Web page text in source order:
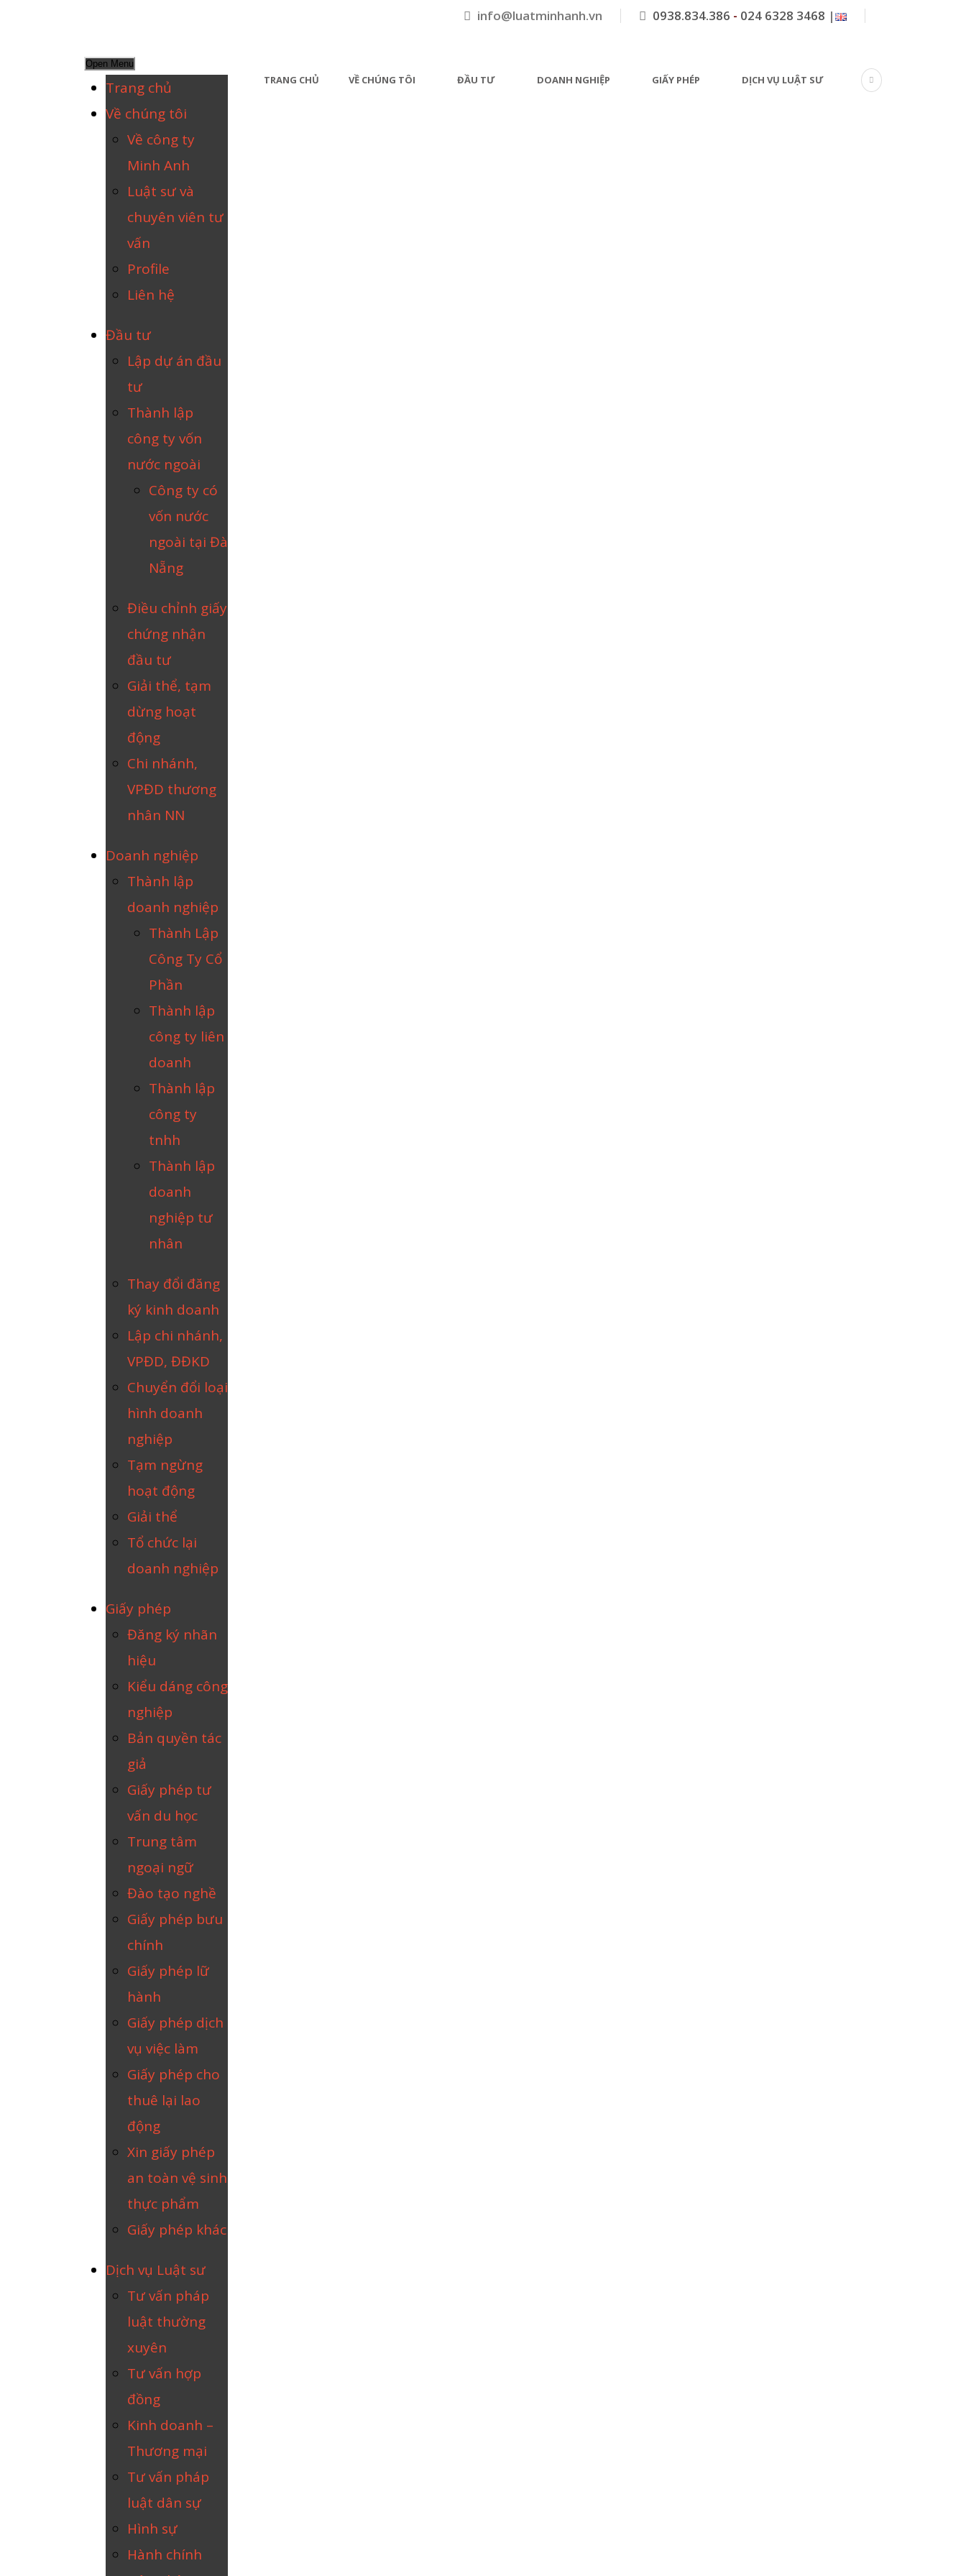
info@luatminhanh.vn 0938.834.386 - 024 6328 3468 |
Open Menu
Trang chủ
Về chúng tôi
Về công ty
Minh Anh
Luật sư và
chuyên viên tư
vấn
Profile
Liên hệ
Đầu tư
Lập dự án đầu
tư
Thành lập
công ty vốn
nước ngoài
Công ty có
vốn nước
ngoài tại Đà
Nẵng
Điều chỉnh giấy
chứng nhận
đầu tư
Giải thể, tạm
dừng hoạt
động
Chi nhánh,
VPĐD thương
nhân NN
Doanh nghiệp
Thành lập
doanh nghiệp
Thành Lập
Công Ty Cổ
Phần
Thành lập
công ty liên
doanh
Thành lập
công ty
tnhh
Thành lập
doanh
nghiệp tư
nhân
Thay đổi đăng
ký kinh doanh
Lập chi nhánh,
VPĐD, ĐĐKD
Chuyển đổi loại
hình doanh
nghiệp
Tạm ngừng
hoạt động
Giải thể
Tổ chức lại
doanh nghiệp
Giấy phép
Đăng ký nhãn
hiệu
Kiểu dáng công
nghiệp
Bản quyền tác
giả
Giấy phép tư
vấn du học
Trung tâm
ngoại ngữ
Đào tạo nghề
Giấy phép bưu
chính
Giấy phép lữ
hành
Giấy phép dịch
vụ việc làm
Giấy phép cho
thuê lại lao
động
Xin giấy phép
an toàn vệ sinh
thực phẩm
Giấy phép khác
Dịch vụ Luật sư
Tư vấn pháp
luật thường
xuyên
Tư vấn hợp
đồng
Kinh doanh –
Thương mại
Tư vấn pháp
luật dân sự
Hình sự
Hành chính
TRANG CHỦ VỀ CHÚNG TÔI ĐẦU TƯ DOANH NGHIỆP GIẤY PHÉP DỊCH VỤ LUẬT SƯ